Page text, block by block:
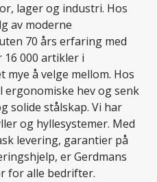
lager og industri. Hos
av moderne
70 års erfaring med
000 artikler i
å velge mellom. Hos
ergonomiske hev og senk
solide stålskap. Vi har
og hyllesystemer. Med
levering, garantier på
er Gerdmans
for alle bedrifter.